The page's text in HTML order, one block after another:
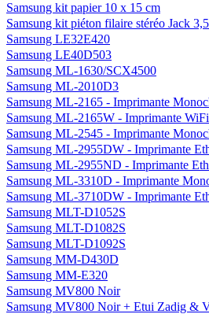
Samsung kit papier 10 x 15 cm
Samsung kit piéton filaire stéréo Jack
Samsung LE32E420
Samsung LE40D503
Samsung ML-1630/SCX4500
Samsung ML-2010D3
Samsung ML-2165 - Imprimante
Samsung ML-2165W - Imprimante WiFi
Samsung ML-2545 - Imprimante
Samsung ML-2955DW - Imprimante
Samsung ML-2955ND - Imprimante
Samsung ML-3310D - Imprimante
Samsung ML-3710DW - Imprimante
Samsung MLT-D1052S
Samsung MLT-D1082S
Samsung MLT-D1092S
Samsung MM-D430D
Samsung MM-E320
Samsung MV800 Noir
Samsung MV800 Noir + Etui Zadig &